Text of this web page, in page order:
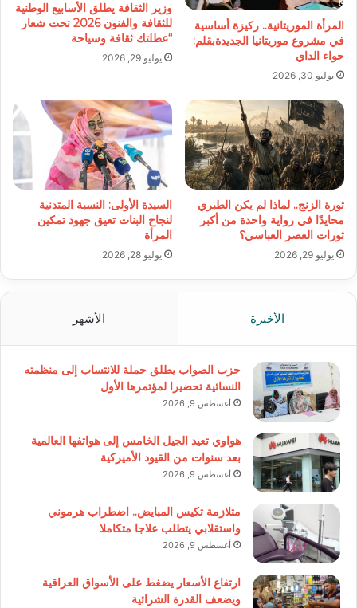
المرأة الموريتانية.. ركيزة أساسية
في مشروع موريتانيا الجديدةبقلم:
حواء الداي
يوليو 30, 2026
وزير الثقافة يطلق الأسابيع الوطنية
للثقافة والفنون 2026 تحت شعار
“عطلتك ثقافة وسياحة
يوليو 29, 2026
ثورة الزنج.. لماذا لم يكن الطبري
محايدًا في رواية واحدة من أكبر
ثورات العصر العباسي؟
يوليو 29, 2026
السيدة الأولى: النسبة المتدنية
لنجاح البنات تعيق جهود تمكين
المرأة
يوليو 28, 2026
الأخيرة الأشهر
حزب الصواب يطلق حملة للانتساب إلى منظمته
النسائية تحضيرا لمؤتمرها الأول
أغسطس 9, 2026
هواوي تعيد الجيل الخامس إلى هواتفها العالمية
بعد سنوات من القيود الأميركية
أغسطس 9, 2026
متلازمة تكيس المبايض.. اضطراب هرموني
واستقلابي يتطلب علاجا متكاملا
أغسطس 9, 2026
ارتفاع الأسعار يضغط على الأسواق العراقية
ويضعف القدرة الشرائية